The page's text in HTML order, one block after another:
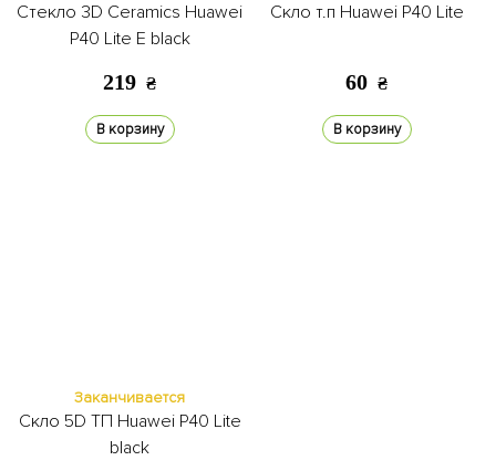
Стекло 3D Ceramics Huawei
P40 Lite E black
219 ₴
В корзину
Скло т.п Huawei P40 Lite
60 ₴
В корзину
Заканчивается
Скло 5D ТП Huawei P40 Lite
black